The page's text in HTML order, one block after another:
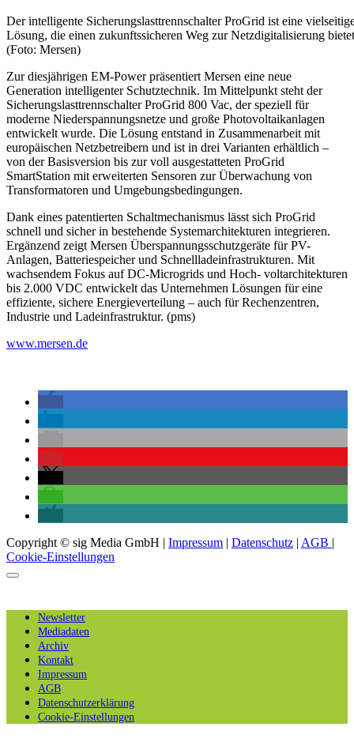
Der intelligente Sicherungslasttrennschalter ProGrid ist eine
Lösung, die einen zukunftssicheren Weg zur Netzdigitalisierung
(Foto: Mersen)
Zur diesjährigen EM-Power präsentiert Mersen eine neue
Generation intelligenter Schutztechnik. Im Mittelpunkt steht der
Sicherungslasttrennschalter ProGrid 800 Vac, der speziell für
moderne Niederspannungsnetze und große Photovoltaikanlagen
entwickelt wurde. Die Lösung entstand in Zusammenarbeit mit
europäischen Netzbetreibern und ist in drei Varianten erhältlich –
von der Basisversion bis zur voll ausgestatteten ProGrid
SmartStation mit erweiterten Sensoren zur Überwachung von
Transformatoren und Umgebungsbedingungen.
Dank eines patentierten Schaltmechanismus lässt sich ProGrid
schnell und sicher in bestehende Systemarchitekturen integrieren.
Ergänzend zeigt Mersen Überspannungsschutzgeräte für PV-
Anlagen, Batteriespeicher und Schnellladeinfrastrukturen. Mit
wachsendem Fokus auf DC-Microgrids und Hoch- voltarchitekturen
bis 2.000 VDC entwickelt das Unternehmen Lösungen für eine
effiziente, sichere Energieverteilung – auch für Rechenzentren,
Industrie und Ladeinfrastruktur. (pms)
www.mersen.de
Copyright © sig Media GmbH | Impressum | Datenschutz | AGB |
Cookie-Einstellungen
Newsletter
Mediadaten
Archiv
Kontakt
Impressum
AGB
Datenschutzerklärung
Cookie-Einstellungen